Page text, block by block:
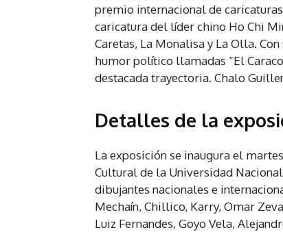
premio internacional de
caricatura del líder chino Ho Chi
Caretas, La Monalisa y La Olla.
humor político llamadas “El
destacada trayectoria. Chalo
Detalles de la
La exposición se inaugura el
Cultural de la Universidad
dibujantes nacionales e
Mechaín, Chillico, Karry, Omar
Luiz Fernandes, Goyo Vela,